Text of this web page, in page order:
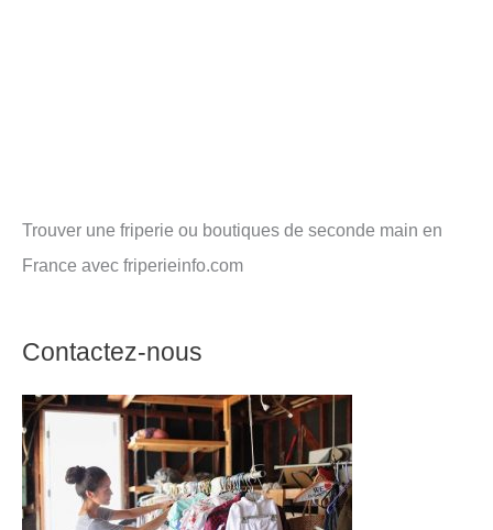
Trouver une friperie ou boutiques de seconde main en
France avec friperieinfo.com
Contactez-nous